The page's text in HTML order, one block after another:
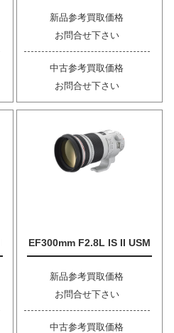
新品参考買取価格
お問合せ下さい
中古参考買取価格
お問合せ下さい
EF300mm F2.8L IS II USM
新品参考買取価格
お問合せ下さい
中古参考買取価格